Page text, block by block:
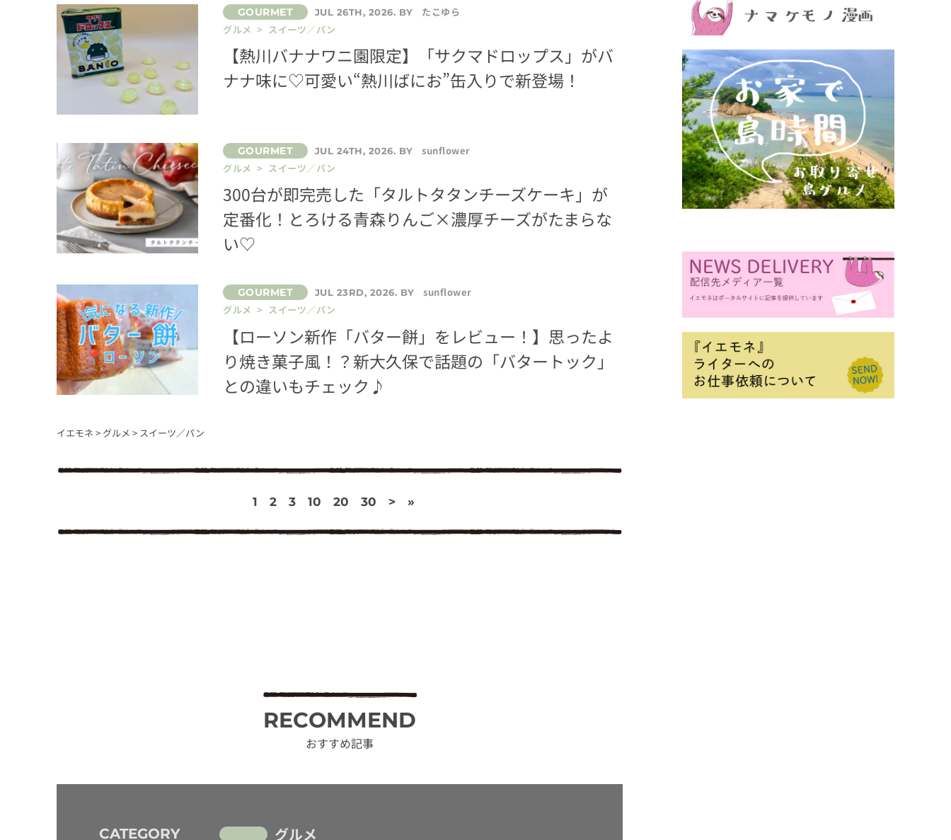
JUL 26TH, 2026. BY
たこゆら
グルメ > スイーツ／パン
【熱川バナナワニ園限定】「サクマドロップス」がバ
ナナ味に♡可愛い“熱川ばにお”缶入りで新登場！
JUL 24TH, 2026. BY
sunflower
グルメ > スイーツ／パン
300台が即完売した「タルトタタンチーズケーキ」が
定番化！とろける青森りんご×濃厚チーズがたまらな
い♡
JUL 23RD, 2026. BY
sunflower
グルメ > スイーツ／パン
【ローソン新作「バター餅」をレビュー！】思ったよ
り焼き菓子風！？新大久保で話題の「バタートック」
との違いもチェック♪
イエモネ > グルメ > スイーツ／パン
1 2 3 10 20 30 > »
RECOMMEND
おすすめ記事
CATEGORY グルメ